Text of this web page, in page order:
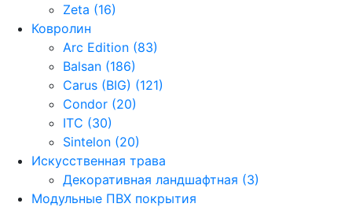
Zeta (16)
Ковролин
Arc Edition (83)
Balsan (186)
Carus (BIG) (121)
Condor (20)
ITC (30)
Sintelon (20)
Искусственная трава
Декоративная ландшафтная (3)
Модульные ПВХ покрытия